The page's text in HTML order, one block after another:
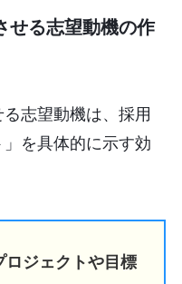
せる志望動機の作
志望動機は、採用
を具体的に示す効
ロジェクトや目標